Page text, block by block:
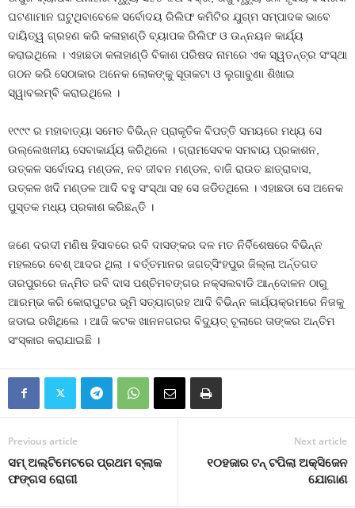
ଘଟଣାମାନ ଘଟୁଥିବାବେଳେ ସର୍ବୋଦୟ ରିଲିଫ କମିଟିର ଯୁଗ୍ମ ସମ୍ପାଦକ ଭାବେ
ଦାୟିତ୍ୱ ଗ୍ରହଣ କରି କଳାହାଣ୍ଡି ବ୍ୟାପକ ରିଲିଫ ଓ ଉନ୍ନୟନ କାର୍ଯ୍ୟ
କରାଇଥିଲେ । ଏହାଛଡା କଳାହାଣ୍ଡି ବିକାଶ ପରିଷଦ ନାମରେ ଏକ ସ୍ୱତନ୍ତ୍ର ସଂସ୍ଥା
ଗଠନ କରି ସେଠାକାର ଅନେକ ଲୋକଙ୍କୁ ସୂତାକଟା ଓ ଲୁଗାବୁଣା ଶିଖାଇ
ସ୍ୱାବଲମ୍ବି କରାଇଥିଲେ ।
୧୯୯୯ ର ମହାବାତ୍ୟା ସମେତ ବିଭିନ୍ନ ପ୍ରାକୃତିକ ବିପତ୍ତି ସମୟରେ ମଧ୍ୟ ସେ
ଉଲ୍ଲେଖନୀୟ ସେବାକାର୍ଯ୍ୟ କରିଥିଲେ । ଗ୍ରାମସେବକ ସମବାୟ ପ୍ରକାଶନ,
ଉତ୍‍କଳ ସର୍ବୋଦୟ ମଣ୍ଡଳ, ନବ ଜୀବନ ମଣ୍ଡଳ, ବାଜି ରାଉତ ଛାତ୍ରାବାସ,
ଉତ୍‍କଳ ଖଦି ମଣ୍ଡଳ ଆଦି ବହୁ ସଂସ୍ଥା ସହ ସେ ଜଡିତଥିଲେ । ଏହାଛଡା ସେ ଅନେକ
ପୁସ୍ତକ ମଧ୍ୟ ପ୍ରକାଶ କରିଛନ୍ତି ।
ଜଣେ ଦରଦୀ ମଣିଷ ହିସାବରେ ରବି ଦାସଙ୍କର ଦଳ ମତ ନିର୍ବିଶେଷରେ ବିଭିନ୍ନ
ମହଲରେ ବେଶ୍‍ ଆଦର ଥିଲା । ବର୍ତ୍ତମାନର ଜଗତ୍‍ସିଂହପୁର ଜିଲ୍ଲା ଅର୍ନ୍ତଗତ
ତାରପୁରରେ ଜନ୍ମିତ ରବି ଦାସ ପଶ୍ଚିମବଙ୍ଗର ନକ୍ସଲବାଡି ଆନ୍ଦୋଳନ ଠାରୁ
ଆରମ୍ଭ କରି କୋରାପୁଟର ଭୂମି ସତ୍ୟାଗ୍ରହ ଆଦି ବିଭିନ୍ନ କାର୍ଯ୍ୟକ୍ରମରେ ନିଜକୁ
ଜଡାଇ ରଖିଥିଲେ । ଆଜି କଟକ ଖାନନଗରର ବିଦ୍ୟୁତ୍‍ ଚୂଲାରେ ତାଙ୍କର ଅନ୍ତିମ
ସଂସ୍କାର କରାଯାଇଛି ।
Previous article
ସମ୍ ଅଲ୍ଟିମେଟରେ ପ୍ରଥମ ବ୍ଲାକ
ଫଙ୍ଗସ ରୋଗୀ
Next article
୧୦ହଜାର ଟନ୍‍ ଟପିଲା ଅକ୍ସିଜେନ
ଯୋଗାଣ